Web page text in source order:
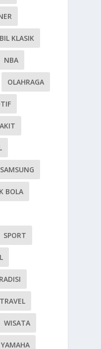
KLASIK
NBA
OLAHRAGA
SAMSUNG
BOLA
SPORT
TRAVEL
WISATA
YAMAHA